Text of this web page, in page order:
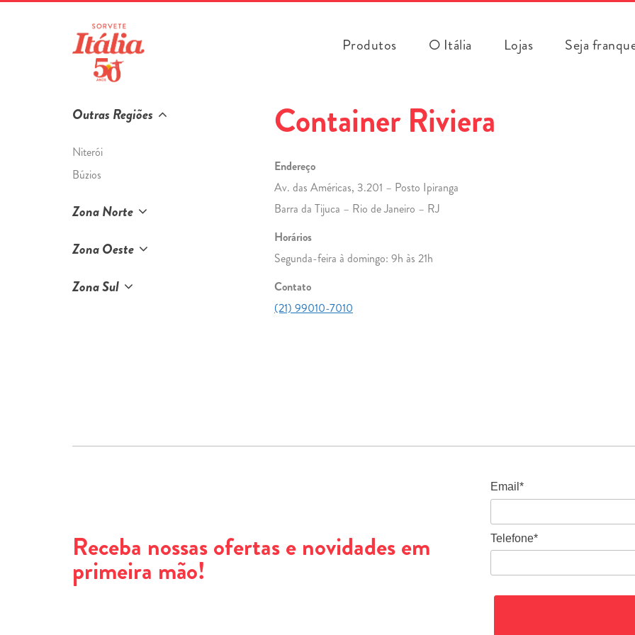
Pular
Produtos O Itália Lojas Seja
Outras Regiões
Niterói
Búzios
Zona Norte
Zona Oeste
Zona Sul
Container Riviera
Endereço
Av. das Américas, 3.201 – Posto Ipiranga
Barra da Tijuca – Rio de Janeiro – RJ
Horários
Segunda-feira à domingo: 9h às 21h
Contato
(21) 99010-7010
Receba nossas ofertas e novidades em
primeira mão!
Email*
Telefone*